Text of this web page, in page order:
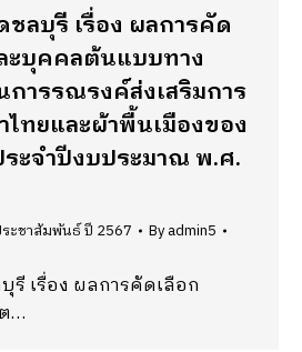
ลบุรี เรื่อง ผลการคัด
ะบุคคลต้นแบบทาง
ารรณรงค์ส่งเสริมการ
ทยและผ้าพื้นเมืองของ
ะจำปีงบประมาณ พ.ศ.
ระชาสัมพันธ์ ปี 2567 Byadmin5
รี เรื่อง ผลการคัดเลือก
…